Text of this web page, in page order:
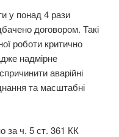
у понад 4 рази
договором. Такі
роботи критично
надмірне
аварійні
та масштабні
за ч. 5 ст. 361 КК